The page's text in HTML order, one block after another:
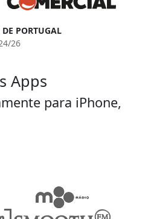
PORTUGAL
26
Apps
para iPhone,